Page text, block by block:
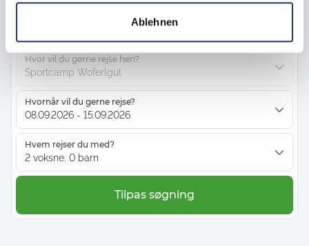
Ablehnen
Hvor vil du gerne rejse hen?
Sportcamp Woferlgut
Hvornår vil du gerne rejse?
08.09.2026 - 15.09.2026
Hvem rejser du med?
2 voksne, 0 barn
Tilpas søgning